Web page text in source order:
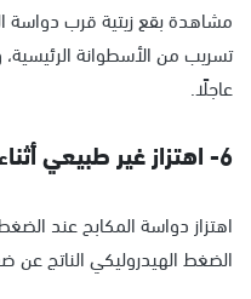
مشاهدة بقع زيتية قرب دواسة
تسريب من الأسطوانة
عاجلًا.
6- اهتزاز غير طبيعي أثناء الفرملة
اهتزاز دواسة المكابح عند
الضغط الهيدروليكي الناتج عن